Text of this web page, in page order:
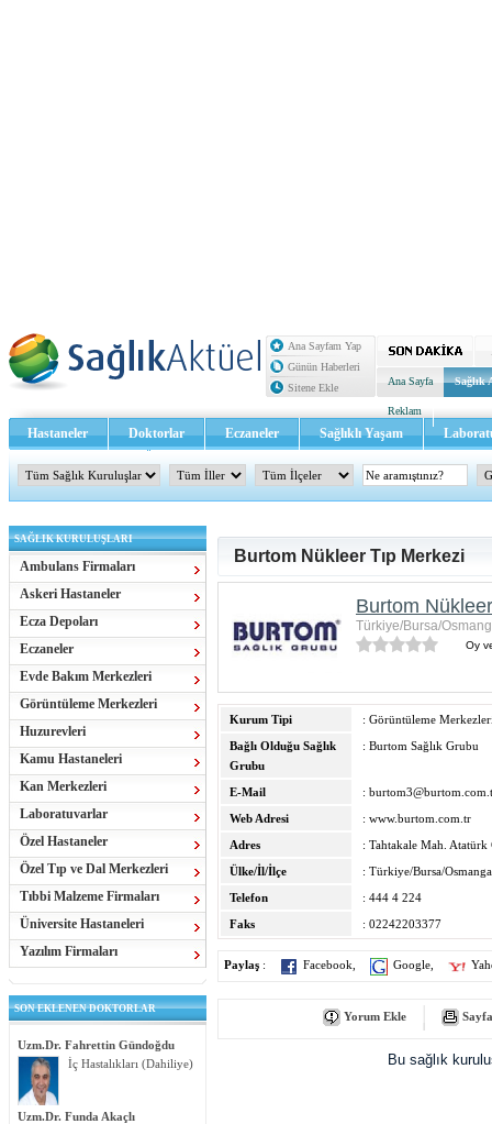
Ana Sayfam Yap
Günün Haberleri
Sitene Ekle
Ana Sayfa Sağlık
Reklam
Hastaneler Doktorlar Eczaneler Sağlıklı Yaşam
Sağlık TV - Video İletişim
SAĞLIK KURULUŞLARI
Ambulans Firmaları
Askeri Hastaneler
Ecza Depoları
Eczaneler
Evde Bakım Merkezleri
Görüntüleme Merkezleri
Huzurevleri
Kamu Hastaneleri
Kan Merkezleri
Laboratuvarlar
Özel Hastaneler
Özel Tıp ve Dal Merkezleri
Tıbbi Malzeme Firmaları
Üniversite Hastaneleri
Yazılım Firmaları
SON EKLENEN DOKTORLAR
Uzm.Dr. Fahrettin Gündoğdu
İç Hastalıkları (Dahiliye)
Uzm.Dr. Funda Akaçlı
Burtom Nükleer Tıp Merkezi
Burtom
Türkiye/Bursa/
Oy
Kurum Tipi
: Görüntüleme
Bağlı Olduğu Sağlık
Grubu
: Burtom Sağlık Grubu
E-Mail :
Web Adresi
: www.burtom.com.tr
Adres
: Tahtakale Mah. Atatürk
Ülke/İl/İlçe
: Türkiye/Bursa/
Telefon
: 444 4 224
Faks
: 02242203377
Paylaş : Facebook Google
Yorum Ekle
Bu sağlık